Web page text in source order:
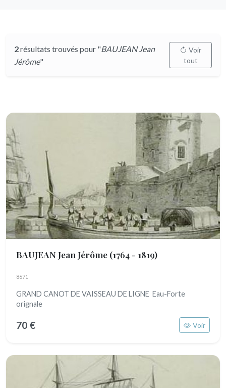
2résultats trouvés pour "BAUJEAN Jean
Jérôme"
Voir
tout
BAUJEAN Jean Jérôme (1764 - 1819)
8671
GRAND CANOT DE VAISSEAU DE LIGNE Eau-Forte
orignale
70 € Voir